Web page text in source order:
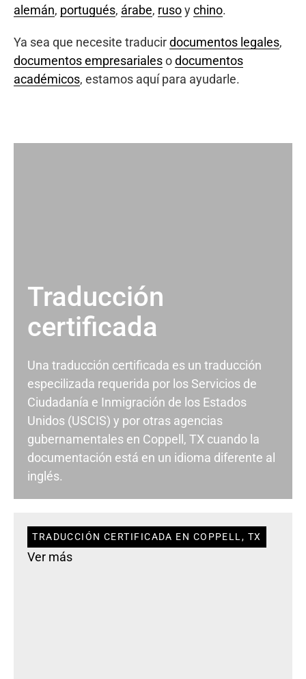
alemán, portugués, árabe, rusoychino.
Ya sea que necesite traducirdocumentos legales,
documentos empresarialesodocumentos
académicos, estamos aquí para ayudarle.
Traducción
certificada
Una traducción certificada es un traducción
especilizada requerida por los Servicios de
Ciudadanía e Inmigración de los Estados
Unidos (USCIS) y por otras agencias
gubernamentales en Coppell, TX cuando la
documentación está en un idioma diferente al
inglés.
TRADUCCIÓN CERTIFICADA EN COPPELL, TX
Ver más